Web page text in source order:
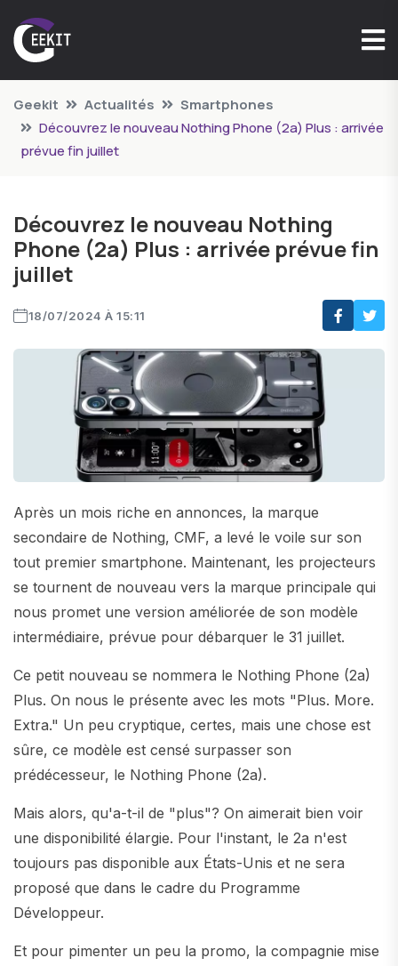
Geekit Actualités
Smartphones
Découvrez le nouveau Nothing Phone (2a) Plus : arrivée
prévue fin juillet
Découvrez le nouveau Nothing
Phone (2a) Plus : arrivée prévue fin
juillet
18/07/2024 À 15:11
Après un mois riche en annonces, la marque
secondaire de Nothing, CMF, a levé le voile sur son
tout premier smartphone. Maintenant, les projecteurs
se tournent de nouveau vers la marque principale qui
nous promet une version améliorée de son modèle
intermédiaire, prévue pour débarquer le 31 juillet.
Ce petit nouveau se nommera le Nothing Phone (2a)
Plus. On nous le présente avec les mots "Plus. More.
Extra." Un peu cryptique, certes, mais une chose est
sûre, ce modèle est censé surpasser son
prédécesseur, le Nothing Phone (2a).
Mais alors, qu'a-t-il de "plus"? On aimerait bien voir
une disponibilité élargie. Pour l'instant, le 2a n'est
toujours pas disponible aux États-Unis et ne sera
proposé que dans le cadre du Programme
Développeur.
Et pour pimenter un peu la promo, la compagnie mise